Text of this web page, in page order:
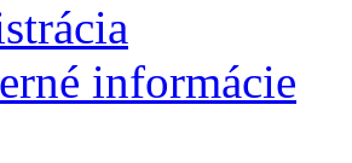
informácie